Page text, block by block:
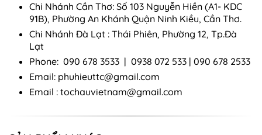
Chi Nhánh Cần Thơ: Số 103 Nguyễn Hiền (A1- KDC
91B), Phường An Khánh Quận Ninh Kiều, Cần Thơ.
Chi Nhánh Đà Lạt : Thái Phiên, Phường 12, Tp.Đà
Lạt
Phone: 090 678 3533 | 0938 072 533 | 090 678 2533
Email: phuhieuttc@gmail.com
Email : tochauvietnam@gmail.com